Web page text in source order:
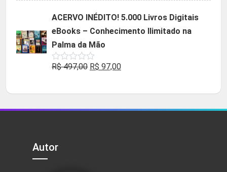
era:
R$ 49,90.
é:
R$ 29,90.
ACERVO INÉDITO! 5.000 Livros Digitais
eBooks – Conhecimento Ilimitado na
Palma da Mão
Avaliação
5
R$497,00 O
original
era:
R$ 97,00O
atual
é:
Autor